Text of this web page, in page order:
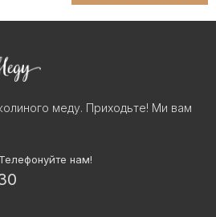
меду. Приходьте! Ми вам
нам!